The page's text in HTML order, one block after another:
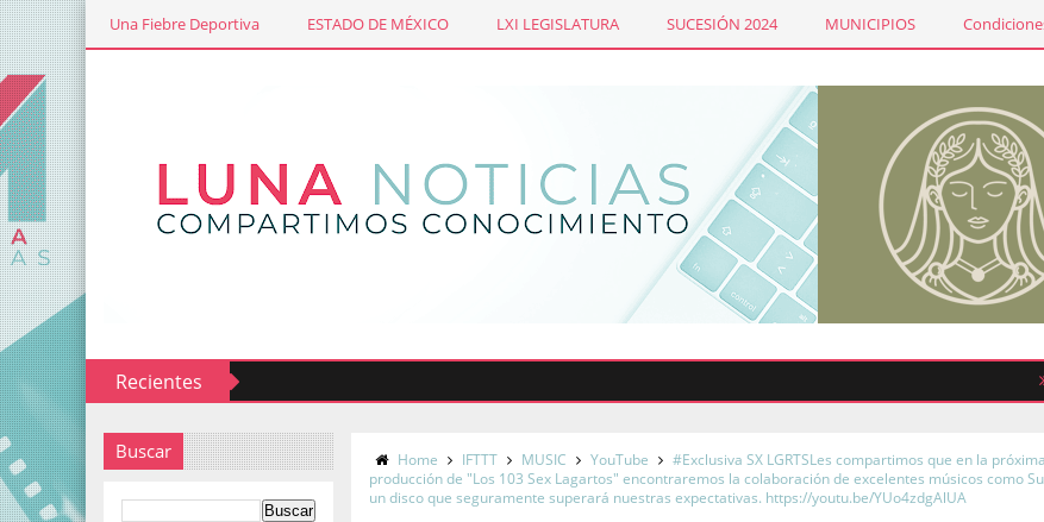
Una Fiebre Deportiva ESTADO DE MÉXICO LXI LEGISLATURA SUCESIÓN 2024 MUNICIPIOS
Recientes
Buscar Home IFTTT MUSIC YouTube
#Exclusiva SX LGRTSLes compartimos que en la próxima
producción de "Los 103 Sex Lagartos" encontraremos la colaboración de excelentes músicos como
un disco que seguramente superará nuestras expectativas. https://youtu.be/YUo4zdgAlUA